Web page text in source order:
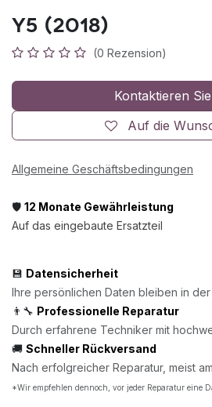
Y5 (2018)
(0 Rezension)
Kontaktieren
Auf die
Allgemeine Geschäftsbedingungen
🛡️ 12 Monate Gewährleistung
Auf das eingebaute Ersatzteil
💾 Datensicherheit
Ihre persönlichen Daten bleiben in
👨‍🔧 Professionelle Reparatur
Durch erfahrene Techniker mit
🚚 Schneller Rückversand
Nach erfolgreicher Reparatur, meist
*Wir empfehlen dennoch, vor jeder Reparatur eine